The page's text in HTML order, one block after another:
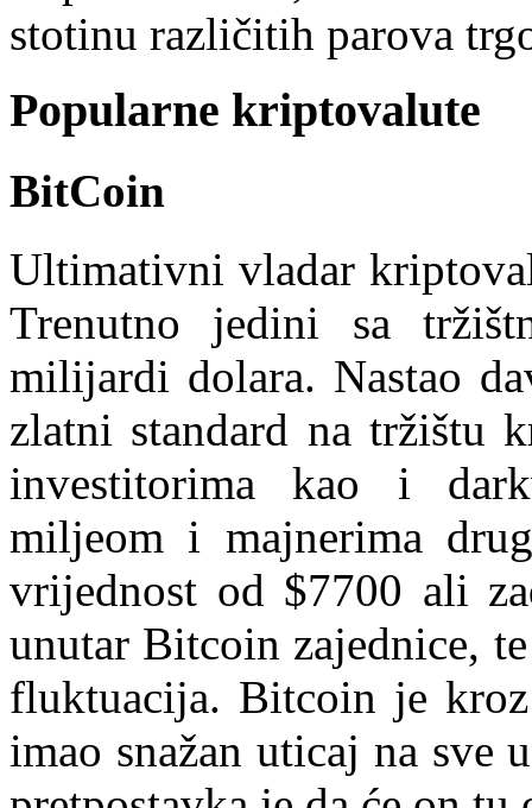
stotinu različitih parova
Popularne kriptovalute
BitCoin
Ultimativni vladar
Trenutno jedini sa
milijardi dolara. Nastao
zlatni standard na tržištu
investitorima kao i
miljeom i majnerima
vrijednost od $7700 ali
unutar Bitcoin zajednice,
fluktuacija. Bitcoin je
imao snažan uticaj na sve